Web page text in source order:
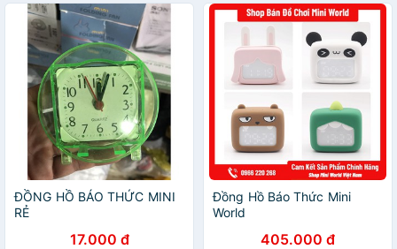
ĐỒNG HỒ BÁO THỨC MINI
RẺ
17.000 đ
Đồng Hồ Báo Thức Mini
World
405.000 đ